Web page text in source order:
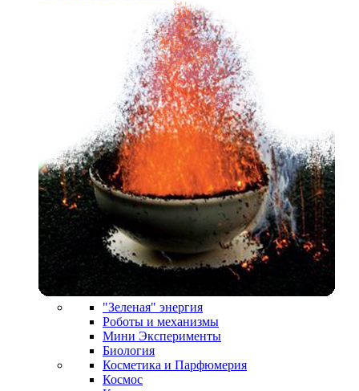
"Зеленая" энергия
Роботы и механизмы
Мини Эксперименты
Биология
Косметика и Парфюмерия
Космос